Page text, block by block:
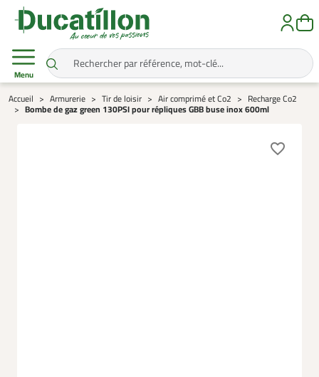
Menu
Accueil Armurerie Tir de loisir Air comprimé et Co2 Recharge Co2
Bombe de gaz green 130PSI pour répliques GBB buse inox 600ml
favorite_border